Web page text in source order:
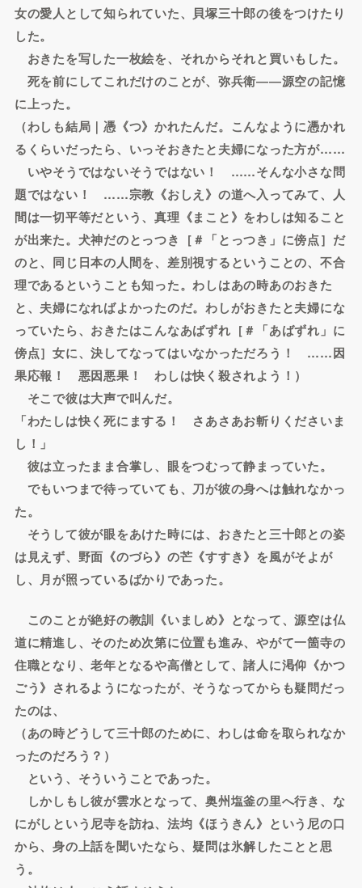
女の愛人として知られていた、貝塚三十郎の後をつけたり
した。
おきたを写した一枚絵を、それからそれと買いもした。
死を前にしてこれだけのことが、弥兵衛――源空の記憶
に上った。
（わしも結局｜憑《つ》かれたんだ。こんなように憑かれ
るくらいだったら、いっそおきたと夫婦になった方が……
いやそうではないそうではない！ ……そんな小さな問
題ではない！ ……宗教《おしえ》の道へ入ってみて、人
間は一切平等だという、真理《まこと》をわしは知ること
が出来た。犬神だのとっつき［＃「とっつき」に傍点］だ
のと、同じ日本の人間を、差別視するということの、不合
理であるということも知った。わしはあの時あのおきた
と、夫婦になればよかったのだ。わしがおきたと夫婦にな
っていたら、おきたはこんなあばずれ［＃「あばずれ」に
傍点］女に、決してなってはいなかっただろう！ ……因
果応報！ 悪因悪果！ わしは快く殺されよう！）
そこで彼は大声で叫んだ。
「わたしは快く死にまする！ さあさあお斬りくださいま
し！」
彼は立ったまま合掌し、眼をつむって静まっていた。
でもいつまで待っていても、刀が彼の身へは触れなかっ
た。
そうして彼が眼をあけた時には、おきたと三十郎との姿
は見えず、野面《のづら》の芒《すすき》を風がそよが
し、月が照っているばかりであった。
このことが絶好の教訓《いましめ》となって、源空は仏
道に精進し、そのため次第に位置も進み、やがて一箇寺の
住職となり、老年となるや高僧として、諸人に渇仰《かつ
ごう》されるようになったが、そうなってからも疑問だっ
たのは、
（あの時どうして三十郎のために、わしは命を取られなか
ったのだろう？）
という、そういうことであった。
しかしもし彼が雲水となって、奥州塩釜の里へ行き、な
にがしという尼寺を訪ね、法均《ほうきん》という尼の口
から、身の上話を聞いたなら、疑問は氷解したことと思
う。